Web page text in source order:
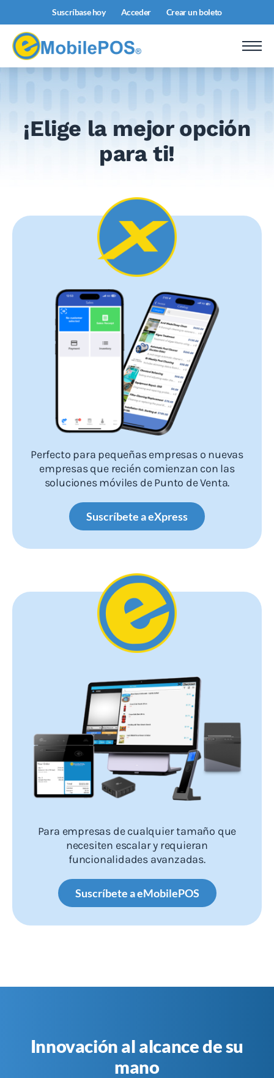
Suscríbase hoy Acceder Crear un boleto
¡Elige la mejor opción
para ti!
Perfecto para pequeñas empresas o nuevas
empresas que recién comienzan con las
soluciones móviles de Punto de Venta.
Suscríbete a eXpress
Para empresas de cualquier tamaño que
necesiten escalar y requieran
funcionalidades avanzadas.
Suscríbete a eMobilePOS
Innovación al alcance de su
mano